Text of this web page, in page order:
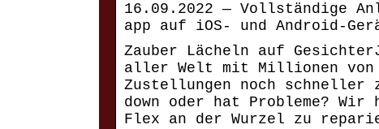
16.09.2022 — Vollständige
app auf iOS- und Android-
Zauber Lächeln auf
aller Welt mit Millionen
Zustellungen noch schneller
down oder hat Probleme? Wir
Flex an der Wurzel zu